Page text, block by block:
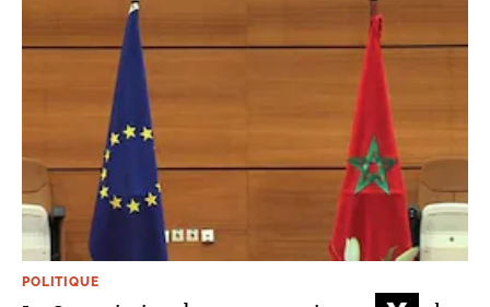
POLITIQUE